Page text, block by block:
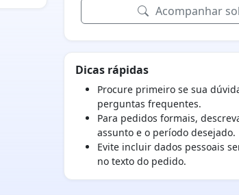
Acompanhar
Dicas rápidas
Procure primeiro se sua
perguntas frequentes.
Para pedidos formais,
assunto e o período desejado.
Evite incluir dados pessoais
no texto do pedido.